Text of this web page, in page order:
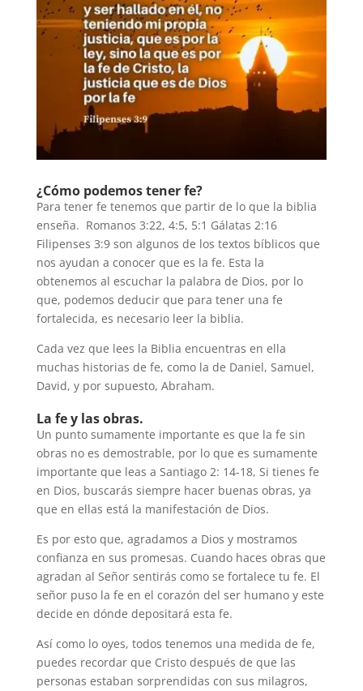
¿Cómo podemos tener fe?
Para tener fe tenemos que partir de lo que la biblia
enseña. Romanos 3:22, 4:5, 5:1 Gálatas 2:16
Filipenses 3:9 son algunos de los textos bíblicos que
nos ayudan a conocer que es la fe. Esta la
obtenemos al escuchar la palabra de Dios, por lo
que, podemos deducir que para tener una fe
fortalecida, es necesario leer la biblia.
Cada vez que lees la Biblia encuentras en ella
muchas historias de fe, como la de Daniel, Samuel,
David, y por supuesto, Abraham.
La fe y las obras.
Un punto sumamente importante es que la fe sin
obras no es demostrable, por lo que es sumamente
importante que leas a Santiago 2: 14-18, Si tienes fe
en Dios, buscarás siempre hacer buenas obras, ya
que en ellas está la manifestación de Dios.
Es por esto que, agradamos a Dios y mostramos
confianza en sus promesas. Cuando haces obras que
agradan al Señor sentirás como se fortalece tu fe. El
señor puso la fe en el corazón del ser humano y este
decide en dónde depositará esta fe.
Así como lo oyes, todos tenemos una medida de fe,
puedes recordar que Cristo después de que las
personas estaban sorprendidas con sus milagros,